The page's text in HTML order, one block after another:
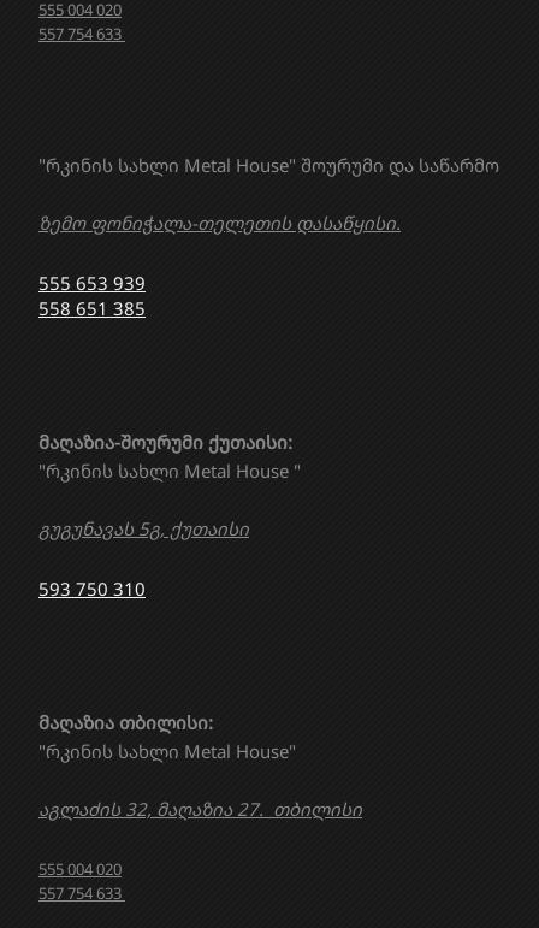
"რკინის სახლი Metal House" შოურუმი და საწარმო
ზემო ფონიჭალა-თელეთის დასაწყისი.
555 653 939
558 651 385
მაღაზია თბილისი:
"რკინის სახლი Metal House"
აგლაძის 32, მაღაზია 27. თბილისი
555 004 020
557 754 633
მაღაზია-შოურუმი ქუთაისი:
"რკინის სახლი Metal House "
გუგუნავას 5გ, ქუთაისი
593 750 310
555 004 020
557 754 633